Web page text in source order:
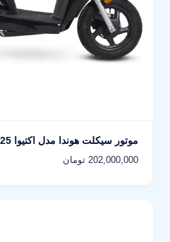
موتور سیکلت هوندا مدل اکتیوا AC125 سی سی سال 1403
202,000,000 تومان